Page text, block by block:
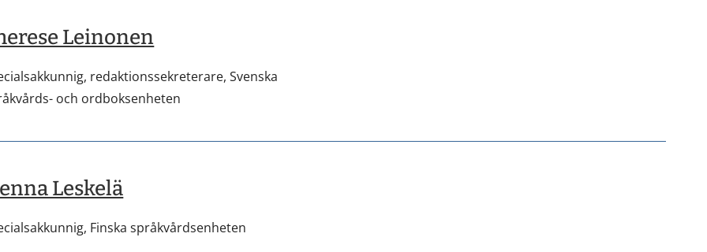
Leinonen
redaktionssekreterare,Svenska
och ordboksenheten
Leskelä
Finska språkvårdsenheten